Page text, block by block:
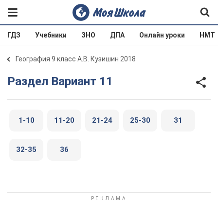
ГДЗ Учебники ЗНО ДПА Онлайн уроки НМТ
География 9 класс А.В. Кузишин 2018
Раздел Вариант 11
1-10 11-20 21-24 25-30 31
32-35 36